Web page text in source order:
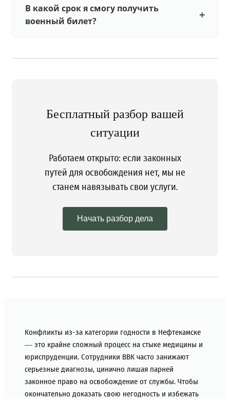
В какой срок я смогу получить
военный билет?
Бесплатный разбор вашей
ситуации
Работаем открыто: если законных
путей для освобождения нет, мы не
станем навязывать свои услуги.
Начать разбор дела
Конфликты из-за категории годности в Нефтекамске
— это крайне сложный процесс на стыке медицины и
юриспруденции. Сотрудники ВВК часто занижают
серьезные диагнозы, цинично лишая парней
законное право на освобождение от службы. Чтобы
окончательно доказать свою негодность и избежать